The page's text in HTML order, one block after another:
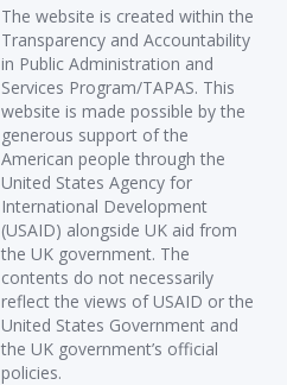
The website is created within the
Transparency and Accountability
in Public Administration and
Services Program/TAPAS. This
website is made possible by the
generous support of the
American people through the
United States Agency for
International Development
(USAID) alongside UK aid from
the UK government. The
contents do not necessarily
reflect the views of USAID or the
United States Government and
the UK government’s official
policies.